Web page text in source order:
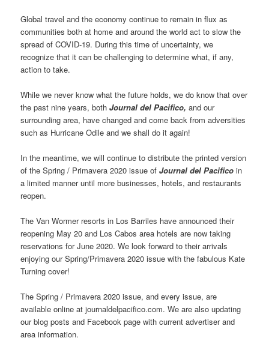
Global travel and the economy continue to remain in flux as
communities both at home and around the world act to slow the
spread of COVID-19. During this time of uncertainty, we
recognize that it can be challenging to determine what, if any,
action to take.
While we never know what the future holds, we do know that over
the past nine years, bothJournal del Pacifico,and our
surrounding area, have changed and come back from adversities
such as Hurricane Odile and we shall do it again!
In the meantime, we will continue to distribute the printed version
of the Spring / Primavera 2020 issue ofJournal del Pacifico in
a limited manner until more businesses, hotels, and restaurants
reopen.
The Van Wormer resorts in Los Barriles have announced their
reopening May 20 and Los Cabos area hotels are now taking
reservations for June 2020. We look forward to their arrivals
enjoying our Spring/Primavera 2020 issue with the fabulous Kate
Turning cover!
The Spring / Primavera 2020 issue, and every issue, are
available online at journaldelpacifico.com. We are also updating
our blog posts and Facebook page with current advertiser and
area information.